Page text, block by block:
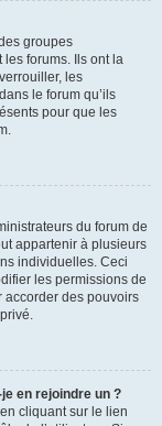
groupes
forums. Ils ont la
les
le forum qu’ils
pour que les
du forum de
appartenir à plusieurs
individuelles. Ceci
les permissions de
accorder des pouvoirs
en rejoindre un ?
cliquant sur le lien